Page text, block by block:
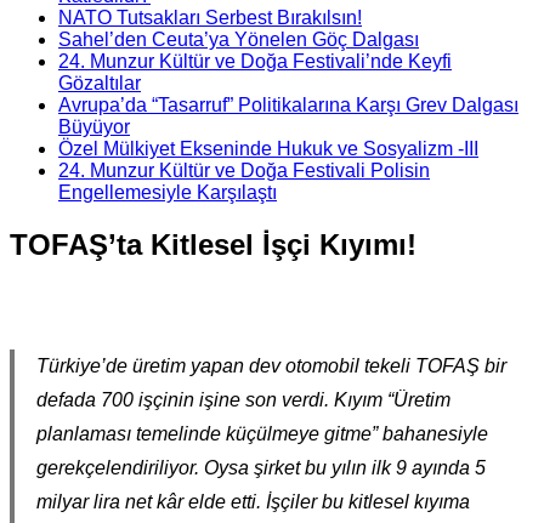
NATO Tutsakları Serbest Bırakılsın!
Sahel’den Ceuta’ya Yönelen Göç Dalgası
24. Munzur Kültür ve Doğa Festivali’nde Keyfi
Gözaltılar
Avrupa’da “Tasarruf” Politikalarına Karşı Grev Dalgası
Büyüyor
Özel Mülkiyet Ekseninde Hukuk ve Sosyalizm -III
24. Munzur Kültür ve Doğa Festivali Polisin
Engellemesiyle Karşılaştı
TOFAŞ’ta Kitlesel İşçi Kıyımı!
Türkiye’de üretim yapan dev otomobil tekeli TOFAŞ bir
defada 700 işçinin işine son verdi. Kıyım “Üretim
planlaması temelinde küçülmeye gitme” bahanesiyle
gerekçelendiriliyor. Oysa şirket bu yılın ilk 9 ayında 5
milyar lira net kâr elde etti. İşçiler bu kitlesel kıyıma